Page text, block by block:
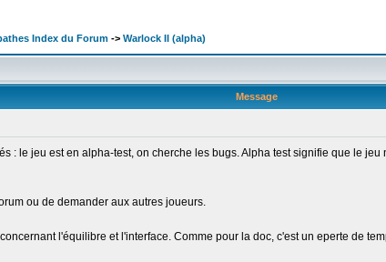
Index du Forum -> Warlock II (alpha)
Message
: le jeu est en alpha-test, on cherche les bugs. Alpha test signifie que le
ou de demander aux autres joueurs.
l'équilibre et l'interface. Comme pour la doc, c'est un eperte de